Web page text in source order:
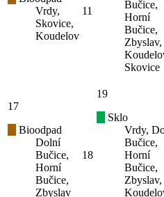
Vrdy,
Skovice,
Koudelov
11
Bučice,
Horní
Bučice,
Zbyslav,
Skovice
17
Bioodpad
Dolní
Bučice,
Horní
Bučice,
Zbyslav
18
19
Sklo
Vrdy,
Bučice,
Horní
Bučice,
Zbyslav,